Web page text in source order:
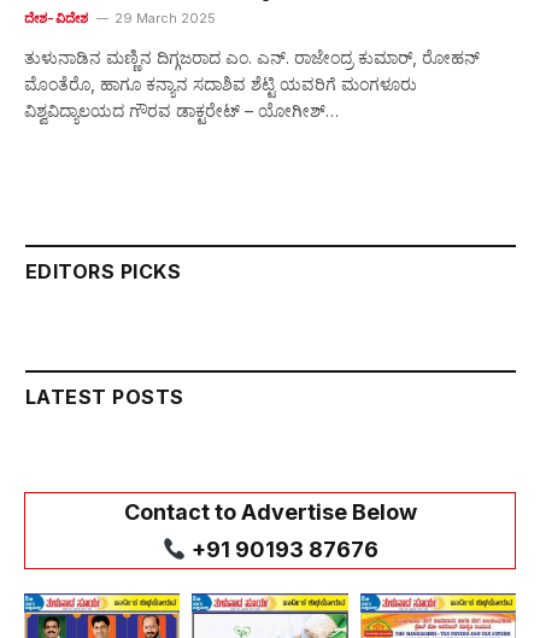
ದೇಶ-ವಿದೇಶ 29 March 2025
ತುಳುನಾಡಿನ ಮಣ್ಣಿನ ದಿಗ್ಗಜರಾದ ಎಂ. ಎನ್. ರಾಜೇಂದ್ರ ಕುಮಾರ್, ರೋಹನ್
ಮೊಂತೆರೊ, ಹಾಗೂ ಕನ್ಯಾನ ಸದಾಶಿವ ಶೆಟ್ಟಿ ಯವರಿಗೆ ಮಂಗಳೂರು
ವಿಶ್ವವಿದ್ಯಾಲಯದ ಗೌರವ ಡಾಕ್ಟರೇಟ್ – ಯೋಗೀಶ್…
EDITORS PICKS
LATEST POSTS
Contact to Advertise Below
+91 90193 87676